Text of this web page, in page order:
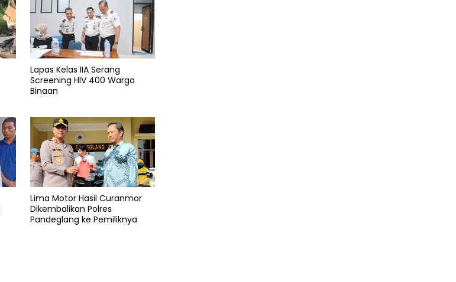
Lapas Kelas IIA Serang
Screening HIV 400 Warga
Binaan
Lima Motor Hasil Curanmor
Dikembalikan Polres
Pandeglang ke Pemiliknya